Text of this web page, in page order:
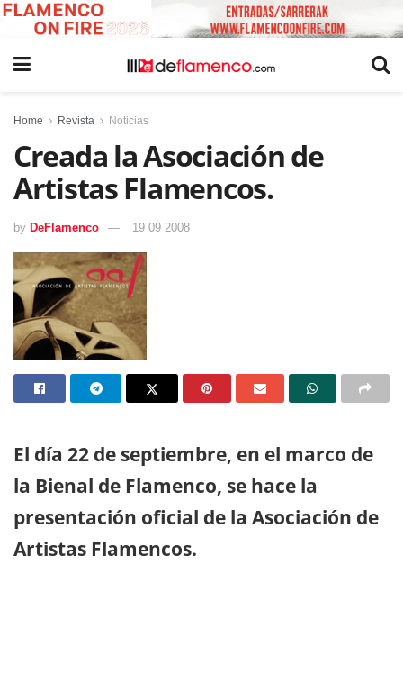
Home Revista Noticias
Creada la Asociación de
Artistas Flamencos.
by DeFlamenco 19 09 2008
El día 22 de septiembre, en el marco de
la Bienal de Flamenco, se hace la
presentación oficial de la Asociación de
Artistas Flamencos.